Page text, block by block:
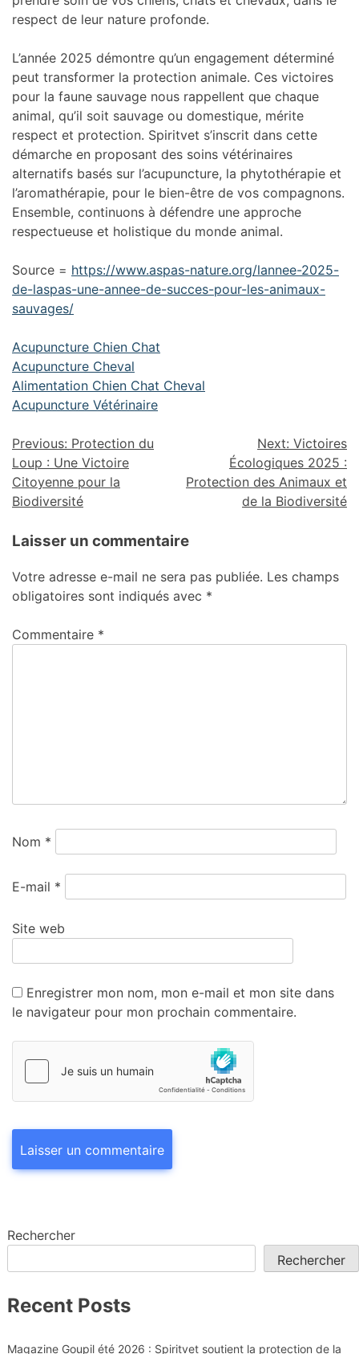
respect de leur nature profonde.
L’année 2025 démontre qu’un engagement déterminé
peut transformer la protection animale. Ces victoires
pour la faune sauvage nous rappellent que chaque
animal, qu’il soit sauvage ou domestique, mérite
respect et protection. Spiritvet s’inscrit dans cette
démarche en proposant des soins vétérinaires
alternatifs basés sur l’acupuncture, la phytothérapie et
l’aromathérapie, pour le bien-être de vos compagnons.
Ensemble, continuons à défendre une approche
respectueuse et holistique du monde animal.
Source = https://www.aspas-nature.org/lannee-2025-
de-laspas-une-annee-de-succes-pour-les-animaux-
sauvages/
Acupuncture Chien Chat
Acupuncture Cheval
Alimentation Chien Chat Cheval
Acupuncture Vétérinaire
Previous: Protection du
Loup : Une Victoire
Citoyenne pour la
Biodiversité
Next: Victoires
Écologiques 2025 :
Protection des Animaux et
de la Biodiversité
Laisser un commentaire
Votre adresse e-mail ne sera pas publiée. Les champs
obligatoires sont indiqués avec *
Commentaire *
Nom *
E-mail *
Site web
Enregistrer mon nom, mon e-mail et mon site dans
le navigateur pour mon prochain commentaire.
Rechercher
Rechercher
Recent Posts
Magazine Goupil été 2026 : Spiritvet soutient la protection de la